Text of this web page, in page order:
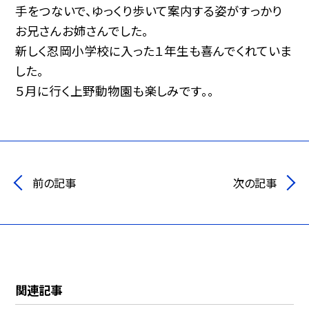
手をつないで、ゆっくり歩いて案内する姿がすっかり
お兄さんお姉さんでした。
新しく忍岡小学校に入った１年生も喜んでくれていま
した。
５月に行く上野動物園も楽しみです。。
前の記事 次の記事
関連記事